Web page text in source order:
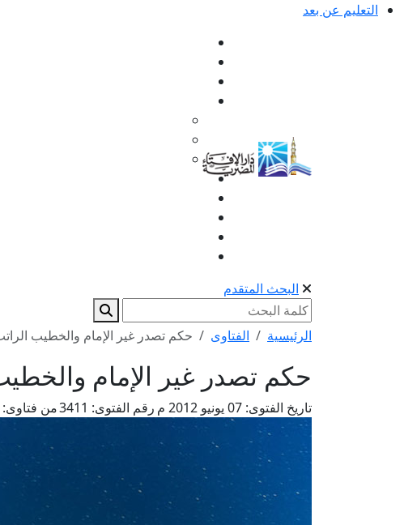
التعليم عن بعد
البحث المتقدم
الرئيسية الفتاوى حكم تصدر غير الإمام والخطيب
حكم تصدر غير الإمام
تاريخ الفتوى: رقم الفتوى: من فتاوى: